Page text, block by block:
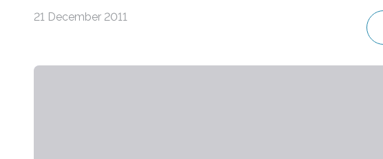
21 December 2011